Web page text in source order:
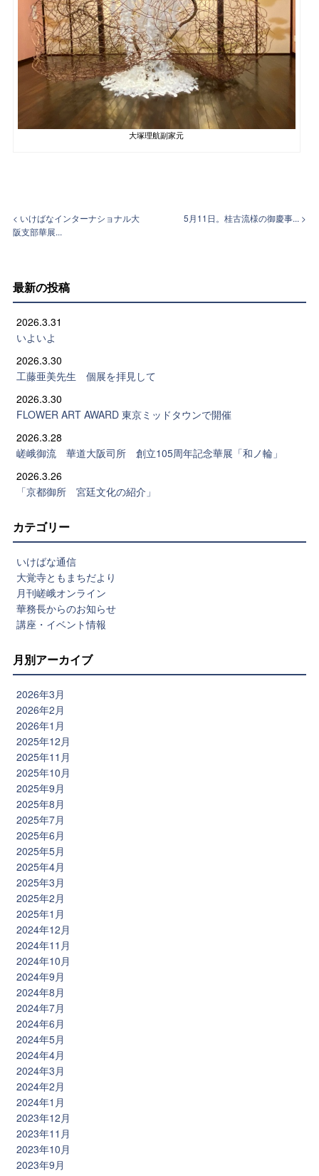
大塚理航副家元
< いけばなインターナショナル大
阪支部華展...
5月11日。桂古流様の御慶事... >
最新の投稿
2026.3.31
いよいよ
2026.3.30
工藤亜美先生 個展を拝見して
2026.3.30
FLOWER ART AWARD 東京ミッドタウンで開催
2026.3.28
嵯峨御流 華道大阪司所 創立105周年記念華展「和ノ輪」
2026.3.26
「京都御所 宮廷文化の紹介」
カテゴリー
いけばな通信
大覚寺ともまちだより
月刊嵯峨オンライン
華務長からのお知らせ
講座・イベント情報
月別アーカイブ
2026年3月
2026年2月
2026年1月
2025年12月
2025年11月
2025年10月
2025年9月
2025年8月
2025年7月
2025年6月
2025年5月
2025年4月
2025年3月
2025年2月
2025年1月
2024年12月
2024年11月
2024年10月
2024年9月
2024年8月
2024年7月
2024年6月
2024年5月
2024年4月
2024年3月
2024年2月
2024年1月
2023年12月
2023年11月
2023年10月
2023年9月